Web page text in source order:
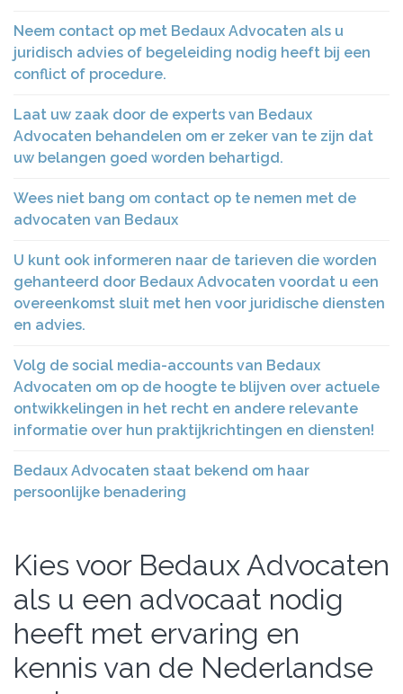
Neem contact op met Bedaux Advocaten als u
juridisch advies of begeleiding nodig heeft bij een
conflict of procedure.
Laat uw zaak door de experts van Bedaux
Advocaten behandelen om er zeker van te zijn dat
uw belangen goed worden behartigd.
Wees niet bang om contact op te nemen met de
advocaten van Bedaux
U kunt ook informeren naar de tarieven die worden
gehanteerd door Bedaux Advocaten voordat u een
overeenkomst sluit met hen voor juridische diensten
en advies.
Volg de social media-accounts van Bedaux
Advocaten om op de hoogte te blijven over actuele
ontwikkelingen in het recht en andere relevante
informatie over hun praktijkrichtingen en diensten!
Bedaux Advocaten staat bekend om haar
persoonlijke benadering
Kies voor Bedaux Advocaten
als u een advocaat nodig
heeft met ervaring en
kennis van de Nederlandse